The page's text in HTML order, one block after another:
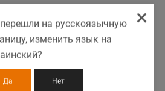
×
на русскоязычную
изменить язык на
Да Нет